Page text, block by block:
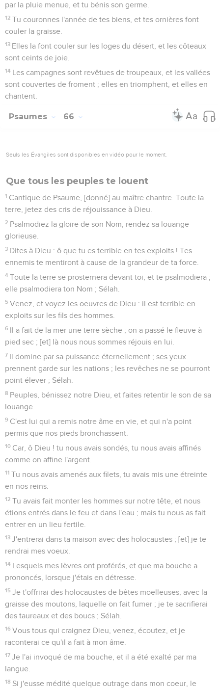
par la pluie menue, et tu bénis son germe.
12 Tu couronnes l'année de tes biens, et tes ornières font
couler la graisse.
13 Elles la font couler sur les loges du désert, et les côteaux
sont ceints de joie.
14 Les campagnes sont revêtues de troupeaux, et les vallées
sont couvertes de froment ; elles en triomphent, et elles en
chantent.
Psaumes 66
Seuls les Évangiles sont disponibles en vidéo pour le moment.
Que tous les peuples te louent
1 Cantique de Psaume, [donné] au maître chantre. Toute la
terre, jetez des cris de réjouissance à Dieu.
2 Psalmodiez la gloire de son Nom, rendez sa louange
glorieuse.
3 Dites à Dieu : ô que tu es terrible en tes exploits ! Tes
ennemis te mentiront à cause de la grandeur de ta force.
4 Toute la terre se prosternera devant toi, et te psalmodiera ;
elle psalmodiera ton Nom ; Sélah.
5 Venez, et voyez les oeuvres de Dieu : il est terrible en
exploits sur les fils des hommes.
6 Il a fait de la mer une terre sèche ; on a passé le fleuve à
pied sec ; [et] là nous nous sommes réjouis en lui.
7 Il domine par sa puissance éternellement ; ses yeux
prennent garde sur les nations ; les revêches ne se pourront
point élever ; Sélah.
8 Peuples, bénissez notre Dieu, et faites retentir le son de sa
louange.
9 C'est lui qui a remis notre âme en vie, et qui n'a point
permis que nos pieds bronchassent.
10 Car, ô Dieu ! tu nous avais sondés, tu nous avais affinés
comme on affine l'argent.
11 Tu nous avais amenés aux filets, tu avais mis une étreinte
en nos reins.
12 Tu avais fait monter les hommes sur notre tête, et nous
étions entrés dans le feu et dans l'eau ; mais tu nous as fait
entrer en un lieu fertile.
13 J'entrerai dans ta maison avec des holocaustes ; [et] je te
rendrai mes voeux.
14 Lesquels mes lèvres ont proférés, et que ma bouche a
prononcés, lorsque j'étais en détresse.
15 Je t'offrirai des holocaustes de bêtes moelleuses, avec la
graisse des moutons, laquelle on fait fumer ; je te sacrifierai
des taureaux et des boucs ; Sélah.
16 Vous tous qui craignez Dieu, venez, écoutez, et je
raconterai ce qu'il a fait à mon âme.
17 Je l'ai invoqué de ma bouche, et il a été exalté par ma
langue.
18 Si j'eusse médité quelque outrage dans mon coeur, le